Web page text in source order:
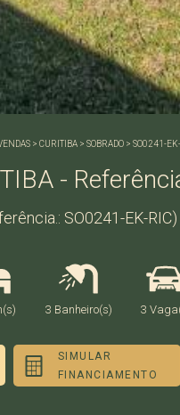
> CURITIBA> SOBRADO> SO0241-
-
SO0241-EK-RIC)
3 Banheiro(s) 3
SIMULAR
FINANCIAMENTO